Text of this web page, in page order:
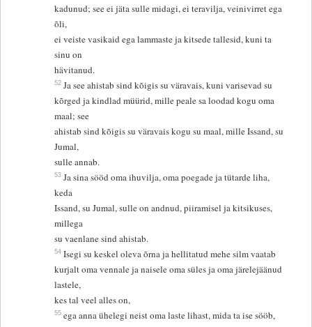
kadunud; see ei jäta sulle midagi, ei teravilja, veinivirret ega
õli,
ei veiste vasikaid ega lammaste ja kitsede tallesid, kuni ta
sinu on
hävitanud.
52 Ja see ahistab sind kõigis su väravais, kuni varisevad su
kõrged ja kindlad müürid, mille peale sa loodad kogu oma
maal; see
ahistab sind kõigis su väravais kogu su maal, mille Issand, su
Jumal,
sulle annab.
53 Ja sina sööd oma ihuvilja, oma poegade ja tütarde liha,
keda
Issand, su Jumal, sulle on andnud, piiramisel ja kitsikuses,
millega
su vaenlane sind ahistab.
54 Isegi su keskel oleva õrna ja hellitatud mehe silm vaatab
kurjalt oma vennale ja naisele oma süles ja oma järelejäänud
lastele,
kes tal veel alles on,
55 ega anna ühelegi neist oma laste lihast, mida ta ise sööb,